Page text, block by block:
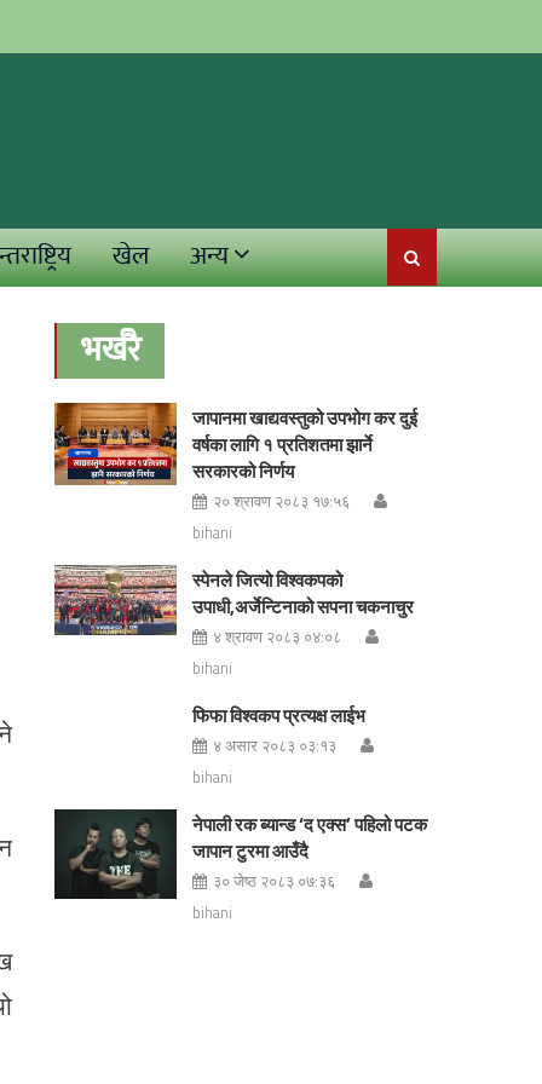
खेल अन्य
भर्खरै
जापानमा खाद्यवस्तुको उपभोग कर दुई
वर्षका लागि १ प्रतिशतमा झार्ने
सरकारको निर्णय
२० श्रावण २०८३ १७:५६
bihani
स्पेनले जित्यो विश्वकपको
उपाधी,अर्जेन्टिनाको सपना चकनाचुर
४ श्रावण २०८३ ०४:०८
bihani
फिफा विश्वकप प्रत्यक्ष लाईभ
४ असार २०८३ ०३:१३
bihani
नेपाली रक ब्यान्ड ‘द एक्स’ पहिलो पटक
जापान टुरमा आउँदै
३० जेष्ठ २०८३ ०७:३६
bihani